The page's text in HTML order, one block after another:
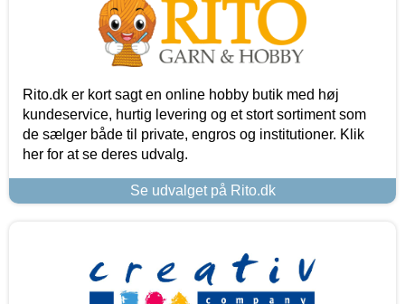
Rito.dk er kort sagt en online hobby butik med høj
kundeservice, hurtig levering og et stort sortiment som
de sælger både til private, engros og institutioner. Klik
her for at se deres udvalg.
Se udvalget på Rito.dk